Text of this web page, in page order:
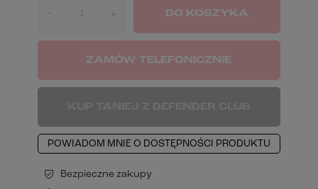
- + DO KOSZYKA
ZAMÓW TELEFONICZNIE
POWIADOM MNIE O DOSTĘPNOŚCI PRODUKTU
Bezpieczne zakupy